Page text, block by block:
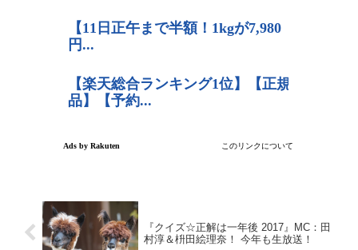
『クイズ☆正解は一年後 2017』MC：田
村淳＆枡田絵理奈！ 今年も生放送！